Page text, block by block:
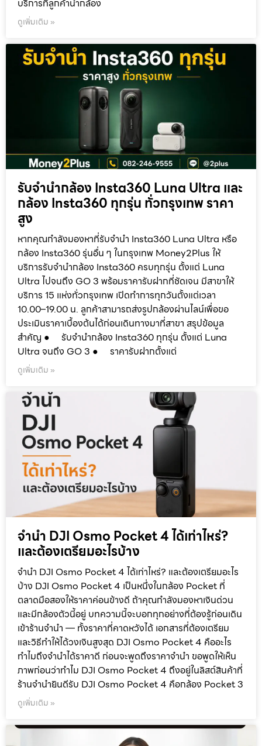
บริการที่ลูกค้านำกล้อง
ดูเพิ่มเติม »
รับจำนำกล้อง Insta360 Luna Ultra และ
กล้อง Insta360 ทุกรุ่น ทั่วกรุงเทพ ราคา
สูง
หากคุณกำลังมองหาที่รับจำนำ Insta360 Luna Ultra หรือ
กล้อง Insta360 รุ่นอื่น ๆ ในกรุงเทพ Money2Plus ให้
บริการรับจำนำกล้อง Insta360 ครบทุกรุ่น ตั้งแต่ Luna
Ultra ไปจนถึง GO 3 พร้อมราคารับฝากที่ชัดเจน มีสาขาให้
บริการ 15 แห่งทั่วกรุงเทพ เปิดทำการทุกวันตั้งแต่เวลา
10.00–19.00 น. ลูกค้าสามารถส่งรูปกล้องผ่านไลน์เพื่อขอ
ประเมินราคาเบื้องต้นได้ก่อนเดินทางมาที่สาขา สรุปข้อมูล
สำคัญ ● รับจำนำกล้อง Insta360 ทุกรุ่น ตั้งแต่ Luna
Ultra จนถึง GO 3 ● ราคารับฝากตั้งแต่
ดูเพิ่มเติม »
จำนำ DJI Osmo Pocket 4 ได้เท่าไหร่?
และต้องเตรียมอะไรบ้าง
จำนำ DJI Osmo Pocket 4 ได้เท่าไหร่? และต้องเตรียมอะไร
บ้าง DJI Osmo Pocket 4 เป็นหนึ่งในกล้อง Pocket ที่
ตลาดมือสองให้ราคาค่อนข้างดี ถ้าคุณกำลังมองหาเงินด่วน
และมีกล้องตัวนี้อยู่ บทความนี้จะบอกทุกอย่างที่ต้องรู้ก่อนเดิน
เข้าร้านจำนำ — ทั้งราคาที่คาดหวังได้ เอกสารที่ต้องเตรียม
และวิธีทำให้ได้วงเงินสูงสุด DJI Osmo Pocket 4 คืออะไร
ทำไมถึงจำนำได้ราคาดี ก่อนจะพูดถึงราคาจำนำ ขอพูดให้เห็น
ภาพก่อนว่าทำไม DJI Osmo Pocket 4 ถึงอยู่ในลิสต์สินค้าที่
ร้านจำนำยินดีรับ DJI Osmo Pocket 4 คือกล้อง Pocket 3
ดูเพิ่มเติม »